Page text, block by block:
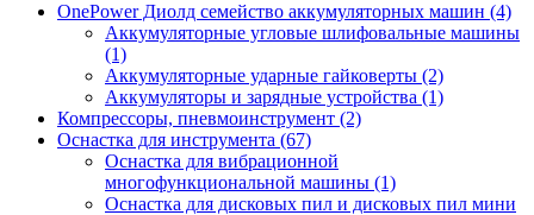
OnePower Диолд семейство аккумуляторных машин (4)
Аккумуляторные угловые шлифовальные машины
(1)
Аккумуляторные ударные гайковерты (2)
Аккумуляторы и зарядные устройства (1)
Компрессоры, пневмоинструмент (2)
Оснастка для инструмента (67)
Оснастка для вибрационной
многофункциональной машины (1)
Оснастка для дисковых пил и дисковых пил мини